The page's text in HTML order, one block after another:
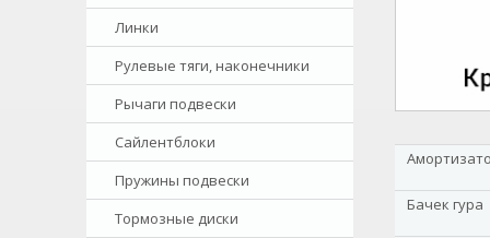
Линки
Рулевые тяги, наконечники
Рычаги подвески
Сайлентблоки
Пружины подвески
Тормозные диски
Бачек гура